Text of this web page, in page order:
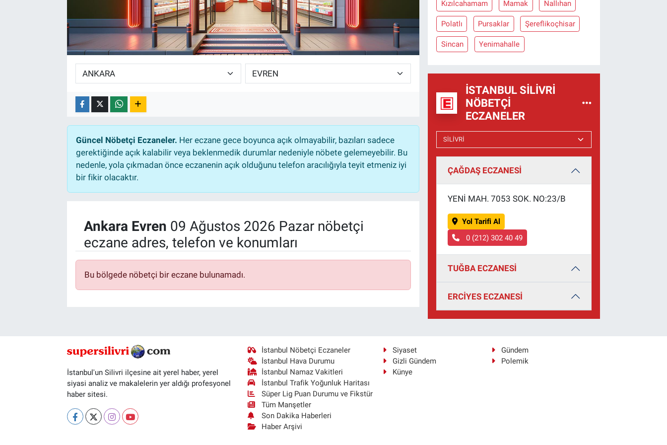
Güncel Nöbetçi Eczaneler. Her eczane gece boyunca açık olmayabilir, bazıları sadece
gerektiğinde açık kalabilir veya beklenmedik durumlar nedeniyle nöbete gelemeyebilir. Bu
nedenle, yola çıkmadan önce eczanenin açık olduğunu telefon aracılığıyla teyit etmeniz iyi
bir fikir olacaktır.
Ankara Evren 09 Ağustos 2026 Pazar nöbetçi
eczane adres, telefon ve konumları
Bu bölgede nöbetçi bir eczane bulunamadı.
Kızılcahamam Mamak Nallıhan
Polatlı Pursaklar Şereflikoçhisar
Sincan Yenimahalle
İSTANBUL SILIVRI
NÖBETÇI
ECZANELER
ÇAĞDAŞ ECZANESİ
YENİ MAH. 7053 SOK. NO:23/B
Yol Tarifi Al
0 (212) 302 40 49
TUĞBA ECZANESİ
ERCİYES ECZANESİ
İstanbul'un Silivri ilçesine ait yerel haber, yerel
siyasi analiz ve makalelerin yer aldığı profesyonel
haber sitesi.
İstanbul Nöbetçi Eczaneler
İstanbul Hava Durumu
İstanbul Namaz Vakitleri
İstanbul Trafik Yoğunluk Haritası
Süper Lig Puan Durumu ve Fikstür
Tüm Manşetler
Son Dakika Haberleri
Haber Arşivi
Siyaset
Gündem
Gizli Gündem
Polemik
Künye